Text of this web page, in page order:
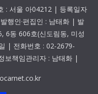
: 서울 아04212 | 등록일자
행인·편집인 : 남태화 | 발
6동 606호(신도림동, 미성
| 전화번호 : 02-2679-
보책임관리자 : 남태화 |